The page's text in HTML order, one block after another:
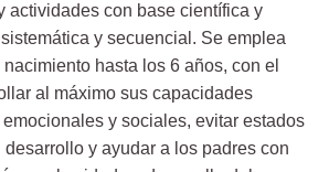
actividades con base científica y
y secuencial. Se emplea
hasta los 6 años, con el
al máximo sus capacidades
y sociales, evitar estados
y ayudar a los padres con